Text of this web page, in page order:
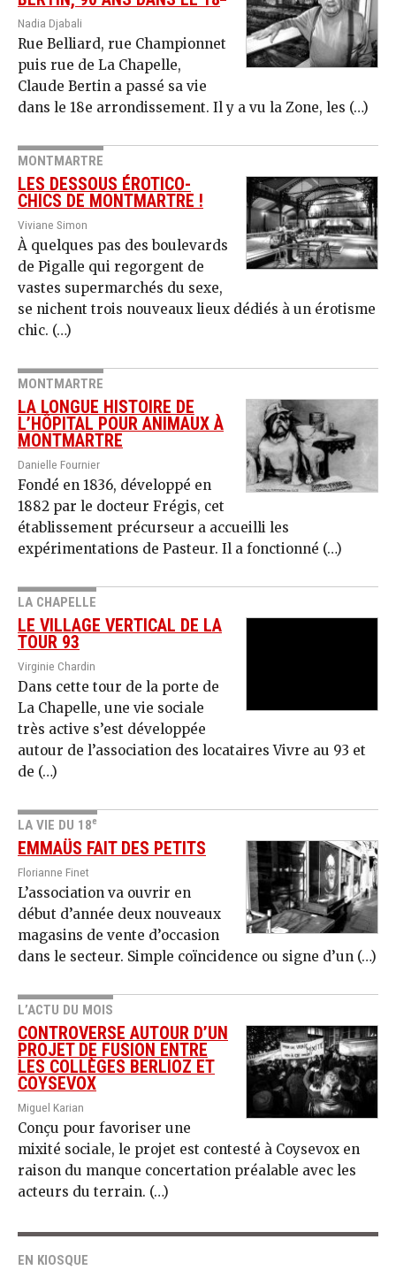
Nadia Djabali
Rue Belliard, rue Championnet
puis rue de La Chapelle,
Claude Bertin a passé sa vie
dans le 18e arrondissement. Il y a vu la Zone, les (…)
MONTMARTRE
LES DESSOUS ÉROTICO-
CHICS DE MONTMARTRE !
Viviane Simon
À quelques pas des boulevards
de Pigalle qui regorgent de
vastes supermarchés du sexe,
se nichent trois nouveaux lieux dédiés à un érotisme
chic. (…)
MONTMARTRE
LA LONGUE HISTOIRE DE
L’HÔPITAL POUR ANIMAUX À
MONTMARTRE
Danielle Fournier
Fondé en 1836, développé en
1882 par le docteur Frégis, cet
établissement précurseur a accueilli les
expérimentations de Pasteur. Il a fonctionné (…)
LA CHAPELLE
LE VILLAGE VERTICAL DE LA
TOUR 93
Virginie Chardin
Dans cette tour de la porte de
La Chapelle, une vie sociale
très active s’est développée
autour de l’association des locataires Vivre au 93 et
de (…)
LA VIE DU 18e
EMMAÜS FAIT DES PETITS
Florianne Finet
L’association va ouvrir en
début d’année deux nouveaux
magasins de vente d’occasion
dans le secteur. Simple coïncidence ou signe d’un (…)
L’ACTU DU MOIS
CONTROVERSE AUTOUR D’UN
PROJET DE FUSION ENTRE
LES COLLÈGES BERLIOZ ET
COYSEVOX
Miguel Karian
Conçu pour favoriser une
mixité sociale, le projet est contesté à Coysevox en
raison du manque concertation préalable avec les
acteurs du terrain. (…)
EN KIOSQUE